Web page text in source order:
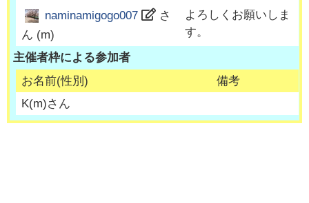
naminamigogo007
さ
ん (m)
よろしくお願いしま
す。
主催者枠による参加者
お名前(性別)
備考
K(m)さん